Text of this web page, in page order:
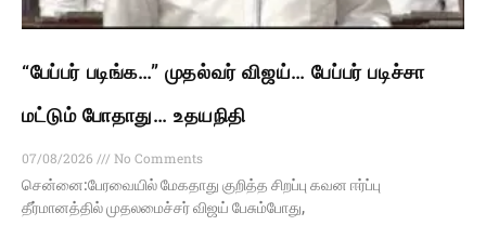
“பேப்பர் படிங்க…” முதல்வர் விஜய்… பேப்பர் படிச்சா
மட்டும் போதாது… உதயநிதி
07/08/2026
No Comments
சென்னை:பேரவையில் மேகதாது குறித்த சிறப்பு கவன ஈர்ப்பு
தீர்மானத்தில் முதலமைச்சர் விஜய் பேசும்போது,